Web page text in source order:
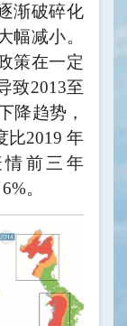
渐破碎化
幅减小。
策在一定
致2013至
降趋势，
比2019 年
情前三年
。